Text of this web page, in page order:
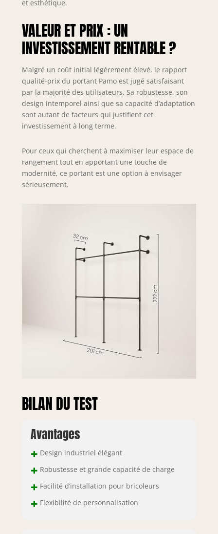
et esthétique.
VALEUR ET PRIX : UN
INVESTISSEMENT RENTABLE ?
Malgré un coût initial légèrement élevé, le rapport
qualité-prix du portant Pamo est jugé satisfaisant
par la majorité des utilisateurs. Sa robustesse, son
design intemporel ainsi que sa capacité d’adaptation
sont autant de facteurs qui justifient cet
investissement à long terme.
Pour ceux qui cherchent à maximiser leur espace de
rangement tout en apportant une touche de
modernité, ce portant est une option à envisager
sérieusement.
BILAN DU TEST
Avantages
+ Design industriel élégant
+ Robustesse et grande capacité de charge
+ Facilité d’installation pour bricoleurs
+ Flexibilité de personnalisation